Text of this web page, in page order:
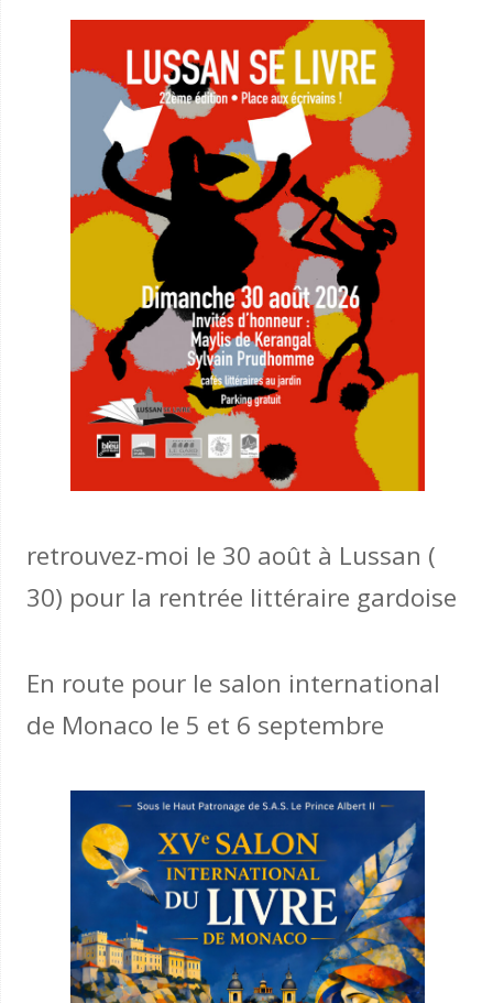
retrouvez-moi le 30 août à Lussan (
30) pour la rentrée littéraire gardoise
En route pour le salon international
de Monaco le 5 et 6 septembre